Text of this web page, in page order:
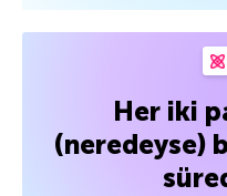
Her iki
(neredeyse)